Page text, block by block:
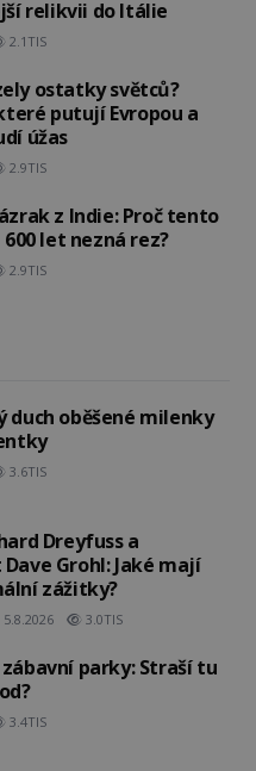
relikvii do Itálie
2.1TIS
ostatky světců?
putují Evropou a
úžas
2.9TIS
z Indie: Proč tento
600 let nezná rez?
2.9TIS
duch oběšené milenky
3.6TIS
Dreyfuss a
Grohl: Jaké mají
zážitky?
5.8.2026 3.0TIS
parky: Straší tu
3.4TIS